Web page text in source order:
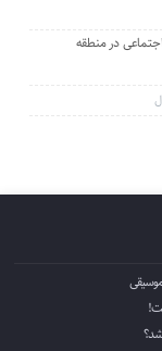
در منطقه
شد؟